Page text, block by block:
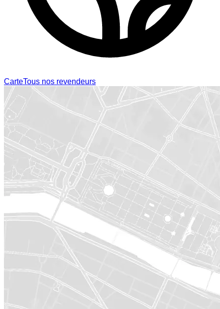
CarteTous nos revendeurs